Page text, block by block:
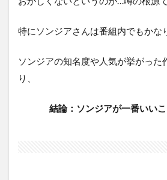
特にソンジアさんは番組内でもかな
ソンジアの知名度や人気が挙がった
り、
結論：ソンジアが一番いいこ